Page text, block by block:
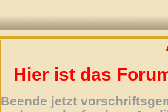
Hier ist das
Beende jetzt